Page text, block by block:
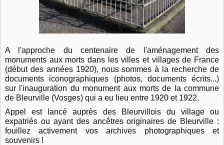
A l'approche du centenaire de l'aménagement des
monuments aux morts dans les villes et villages de France
(début des années 1920), nous sommes à la recherche de
documents iconographiques (photos, documents écrits...)
sur l'inauguration du monument aux morts de la commune
de Bleurville (Vosges) qui a eu lieu entre 1920 et 1922.
Appel est lancé auprès des Bleurvillois du village ou
expatriés ou ayant des ancêtres originaires de Bleurville :
fouillez activement vos archives photographiques et
souvenirs !